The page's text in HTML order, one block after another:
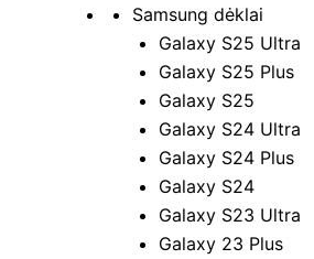
Samsung dėklai
Galaxy S25 Ultra
Galaxy S25 Plus
Galaxy S25
Galaxy S24 Ultra
Galaxy S24 Plus
Galaxy S24
Galaxy S23 Ultra
Galaxy 23 Plus